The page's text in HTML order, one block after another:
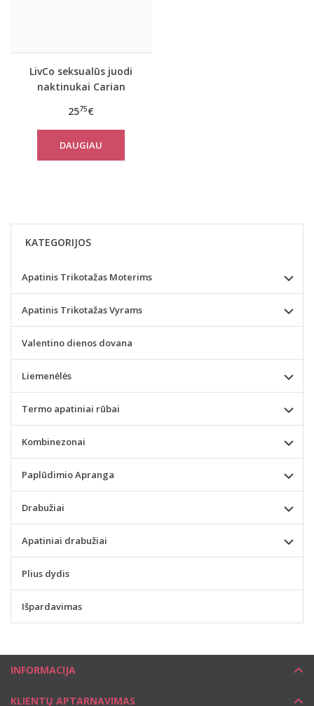
LivCo seksualūs juodi
naktinukai Carian
2575€
DAUGIAU
KATEGORIJOS
Apatinis Trikotažas Moterims
Apatinis Trikotažas Vyrams
Valentino dienos dovana
Liemenėlės
Termo apatiniai rūbai
Kombinezonai
Paplūdimio Apranga
Drabužiai
Apatiniai drabužiai
Plius dydis
Išpardavimas
INFORMACIJA
KLIENTŲ APTARNAVIMAS